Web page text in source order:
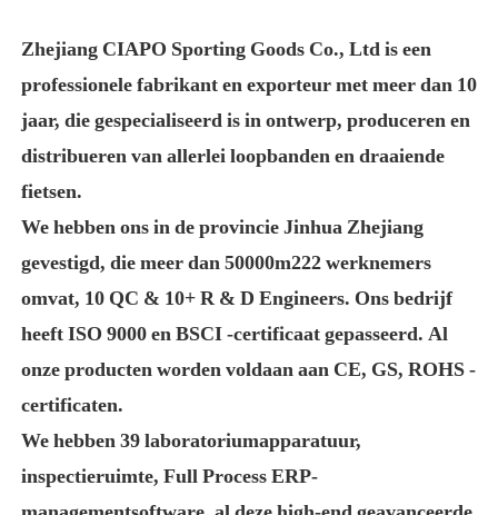
Zhejiang CIAPO Sporting Goods Co., Ltd is een
professionele fabrikant en exporteur met meer dan 10
jaar, die gespecialiseerd is in ontwerp, produceren en
distribueren van allerlei loopbanden en draaiende
fietsen.
We hebben ons in de provincie Jinhua Zhejiang
gevestigd, die meer dan 50000m222 werknemers
omvat, 10 QC & 10+ R & D Engineers. Ons bedrijf
heeft ISO 9000 en BSCI -certificaat gepasseerd. Al
onze producten worden voldaan aan CE, GS, ROHS -
certificaten.
We hebben 39 laboratoriumapparatuur,
inspectieruimte, Full Process ERP-